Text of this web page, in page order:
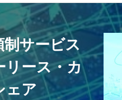
・ドラマ サブスクリプション
マイカーリース
カーシェアリング
レンタカー
【全国区】定額モビリテ
アフィリ
仮想通貨
サービス
リース・カ
ェア